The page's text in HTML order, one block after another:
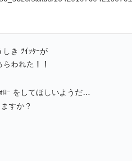
き ﾂｲｯﾀｰが
われた！！
をしてほしいようだ…
すか？